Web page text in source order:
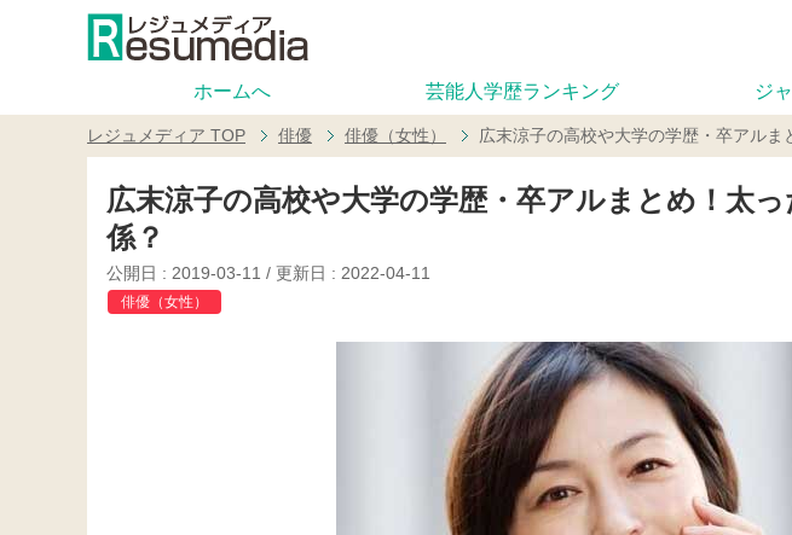
ホームへ 芸能人学歴ランキング ジ
レジュメディア TOP 俳優 俳優（女性） 広末涼子の高校や大学の学歴・卒アルま
広末涼子の高校や大学の学歴・卒アルまとめ！太
係？
公開日 : 2019-03-11 / 更新日 : 2022-04-11
俳優（女性）